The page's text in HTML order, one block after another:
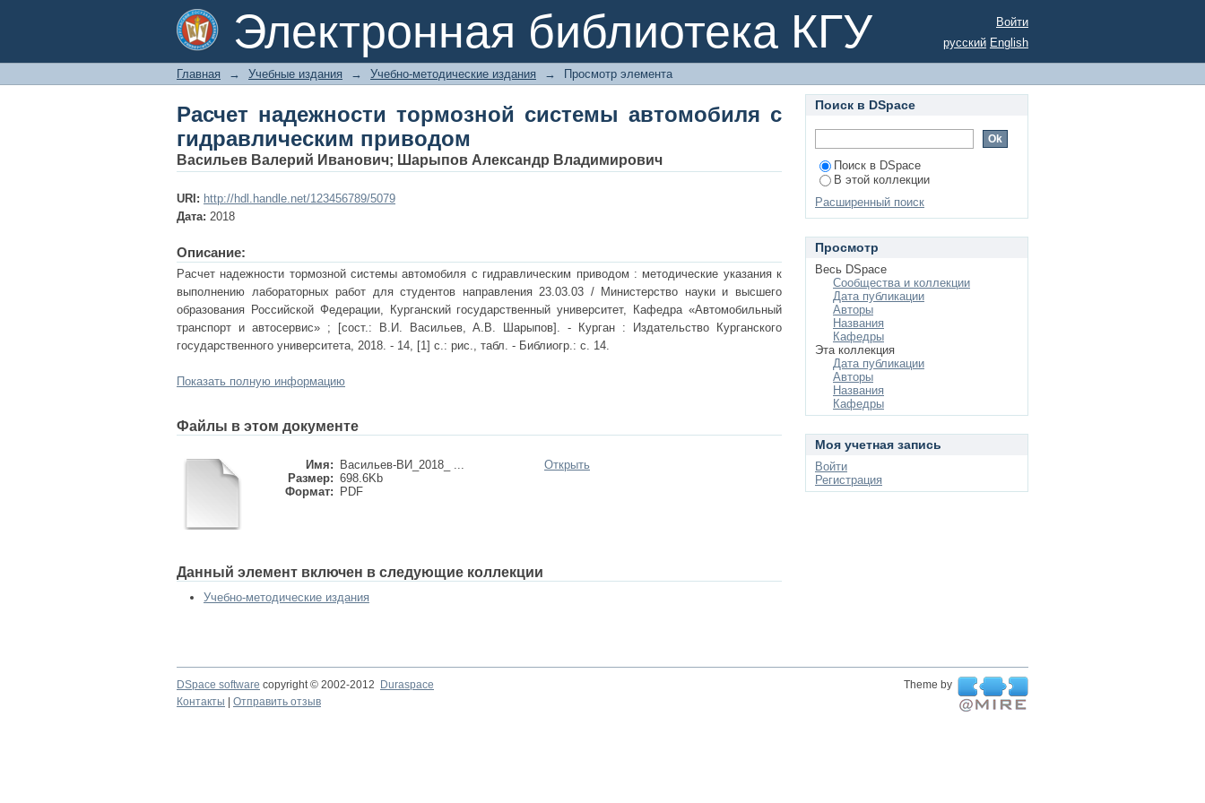
Электронная библиотека КГУ
Расчет надежности тормозной системы автомобиля с гидравлическим
приводом
Войти
русский English
Главная → Учебные издания → Учебно-методические издания → Просмотр элемента
Расчет надежности тормозной системы автомобиля с
гидравлическим приводом
Васильев Валерий Иванович; Шарыпов Александр Владимирович
URI: http://hdl.handle.net/123456789/5079
Дата: 2018
Описание:
Расчет надежности тормозной системы автомобиля с гидравлическим приводом : методические указания к
выполнению лабораторных работ для студентов направления 23.03.03 / Министерство науки и высшего
образования Российской Федерации, Курганский государственный университет, Кафедра «Автомобильный
транспорт и автосервис» ; [сост.: В.И. Васильев, А.В. Шарыпов]. - Курган : Издательство Курганского
государственного университета, 2018. - 14, [1] с.: рис., табл. - Библиогр.: с. 14.
Показать полную информацию
Файлы в этом документе
Имя:
Васильев-ВИ_2018_ ...
Размер: 698.6Kb
Формат:
PDF
Открыть
Данный элемент включен в следующие коллекции
Учебно-методические издания
Поиск в DSpace
Поиск в DSpace
В этой коллекции
Расширенный поиск
Просмотр
Весь DSpace
Сообщества и коллекции
Дата публикации
Авторы
Названия
Кафедры
Эта коллекция
Дата публикации
Авторы
Названия
Кафедры
Моя учетная запись
Войти
Регистрация
DSpace software copyright © 2002-2012 Duraspace
Theme by
Контакты
Отправить отзыв